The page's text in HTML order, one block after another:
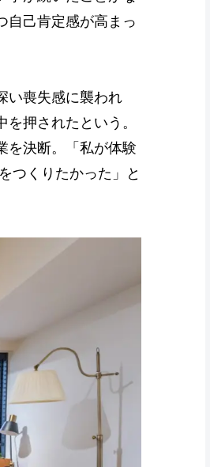
自己肯定感が高まっ
い喪失感に襲われ
押されたという。
を決断。「私が体験
つくりたかった」と